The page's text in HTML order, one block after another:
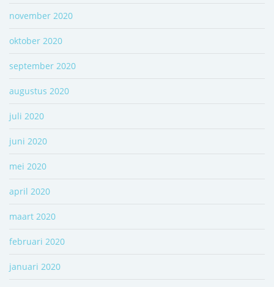
november 2020
oktober 2020
september 2020
augustus 2020
juli 2020
juni 2020
mei 2020
april 2020
maart 2020
februari 2020
januari 2020